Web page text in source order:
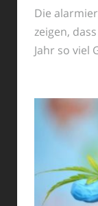
Die
zeigen,
Jahr so viel